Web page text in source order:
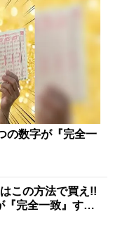
の数字が『完全一
この方法で買え!!
『完全一致』する